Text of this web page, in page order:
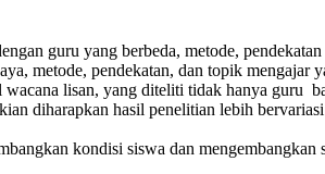
guru yang berbeda, metode,
metode, pendekatan, dan topik mengajar
lisan, yang diteliti tidak hanya guru
diharapkan hasil penelitian lebih
kondisi siswa dan mengembangkan